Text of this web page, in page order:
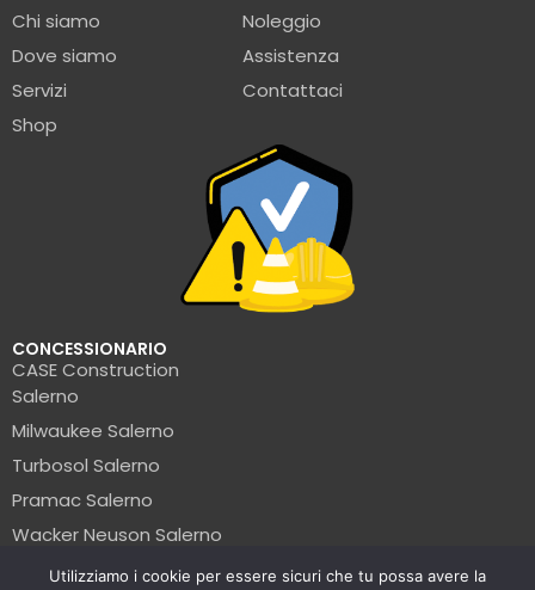
Chi siamo
Dove siamo
Servizi
Shop
Noleggio
Assistenza
Contattaci
CONCESSIONARIO
CASE Construction
Salerno
Milwaukee Salerno
Turbosol Salerno
Pramac Salerno
Wacker Neuson Salerno
Clark Salerno
Utilizziamo i cookie per essere sicuri che tu possa avere la